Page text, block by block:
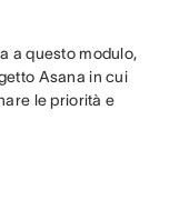
a questo modulo,
Asana in cui
le priorità e